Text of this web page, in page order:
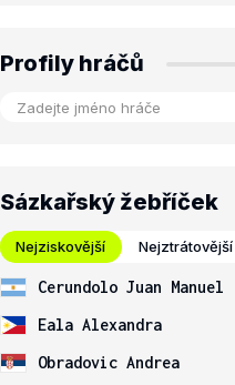
Profily hráčů
Sázkařský žebříček
Nejziskovější Nejztrátovější
Cerundolo Juan Manuel
Eala Alexandra
Obradovic Andrea